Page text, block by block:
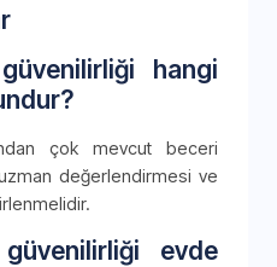
hangi
çok mevcut beceri
değerlendirmesi ve
evde